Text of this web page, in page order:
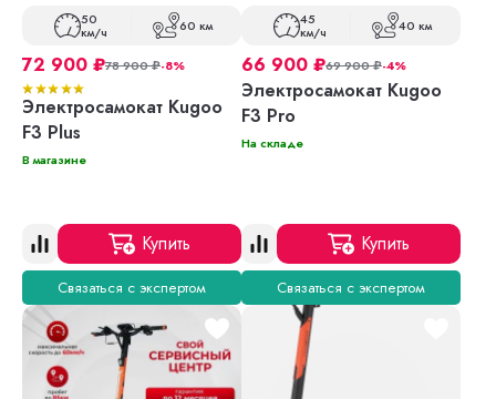
50
км/ч 60 км
72 900 ₽78 900₽-8%
Электросамокат Kugoo
F3 Plus
В магазине
Купить
Связаться с экспертом
45
км/ч 40 км
66 900 ₽69 900₽-4%
Электросамокат Kugoo
F3 Pro
На складе
Купить
Связаться с экспертом